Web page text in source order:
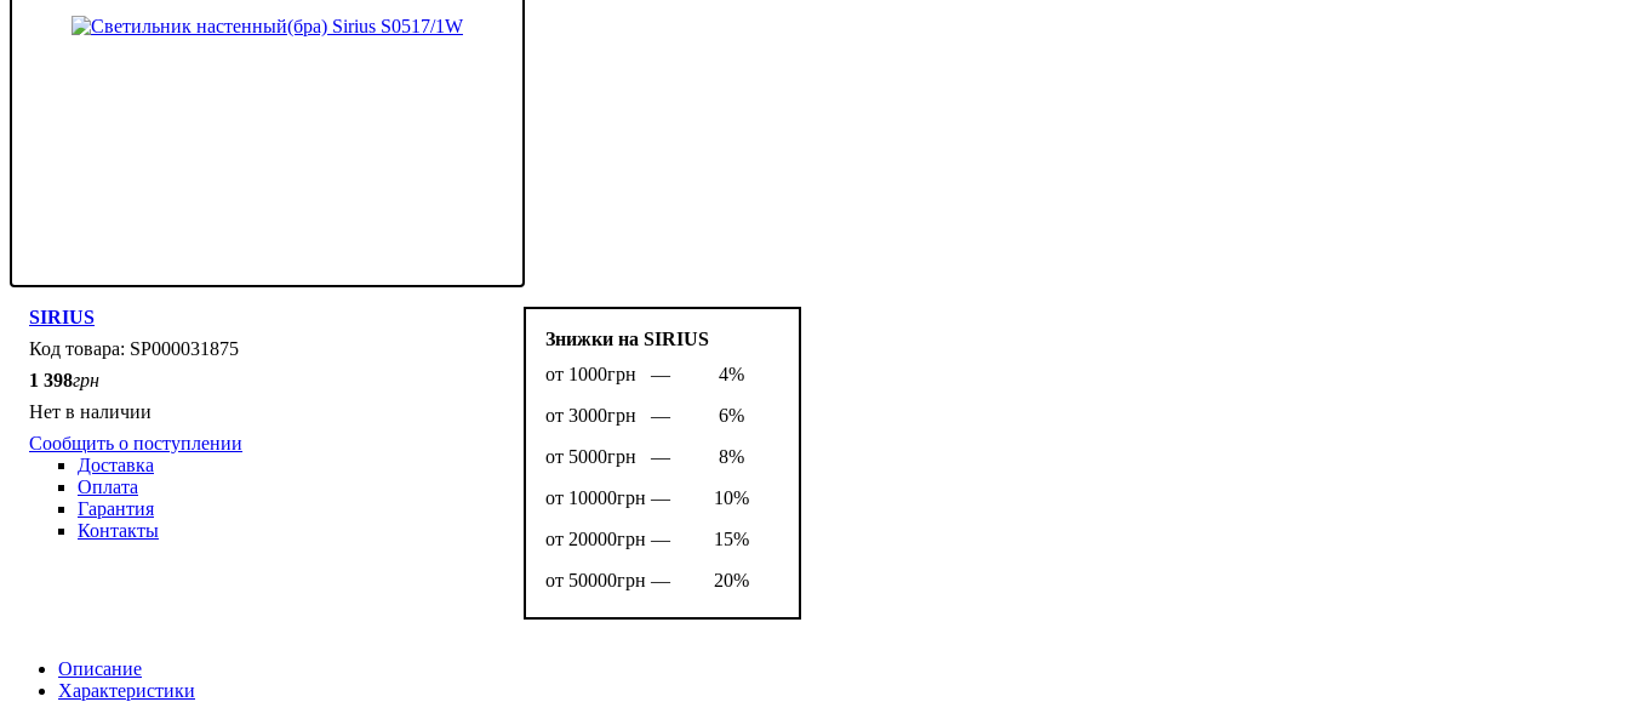
Знижки на SIRIUS
от 1000грн —
4%
от 3000грн —
6%
от 5000грн —
8%
от 10000грн —
10%
от 20000грн —
15%
от 50000грн —
20%
SIRIUS
SP000031875
1 398грн
Нет в наличии
Сообщить о поступлении
Доставка
Оплата
Гарантия
Контакты
Описание
Характеристики